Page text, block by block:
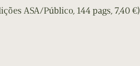
ASA/Público, 144 pags, 7,40 €)